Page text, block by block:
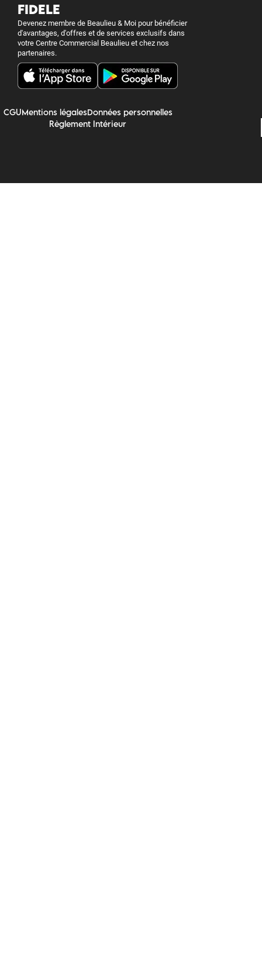
FIDELE
Devenez membre de Beaulieu & Moi pour bénéficier
d'avantages, d'offres et de services exclusifs dans
votre Centre Commercial Beaulieu et chez nos
partenaires.
CGUMentions légalesDonnées personnelles
Règlement Intérieur